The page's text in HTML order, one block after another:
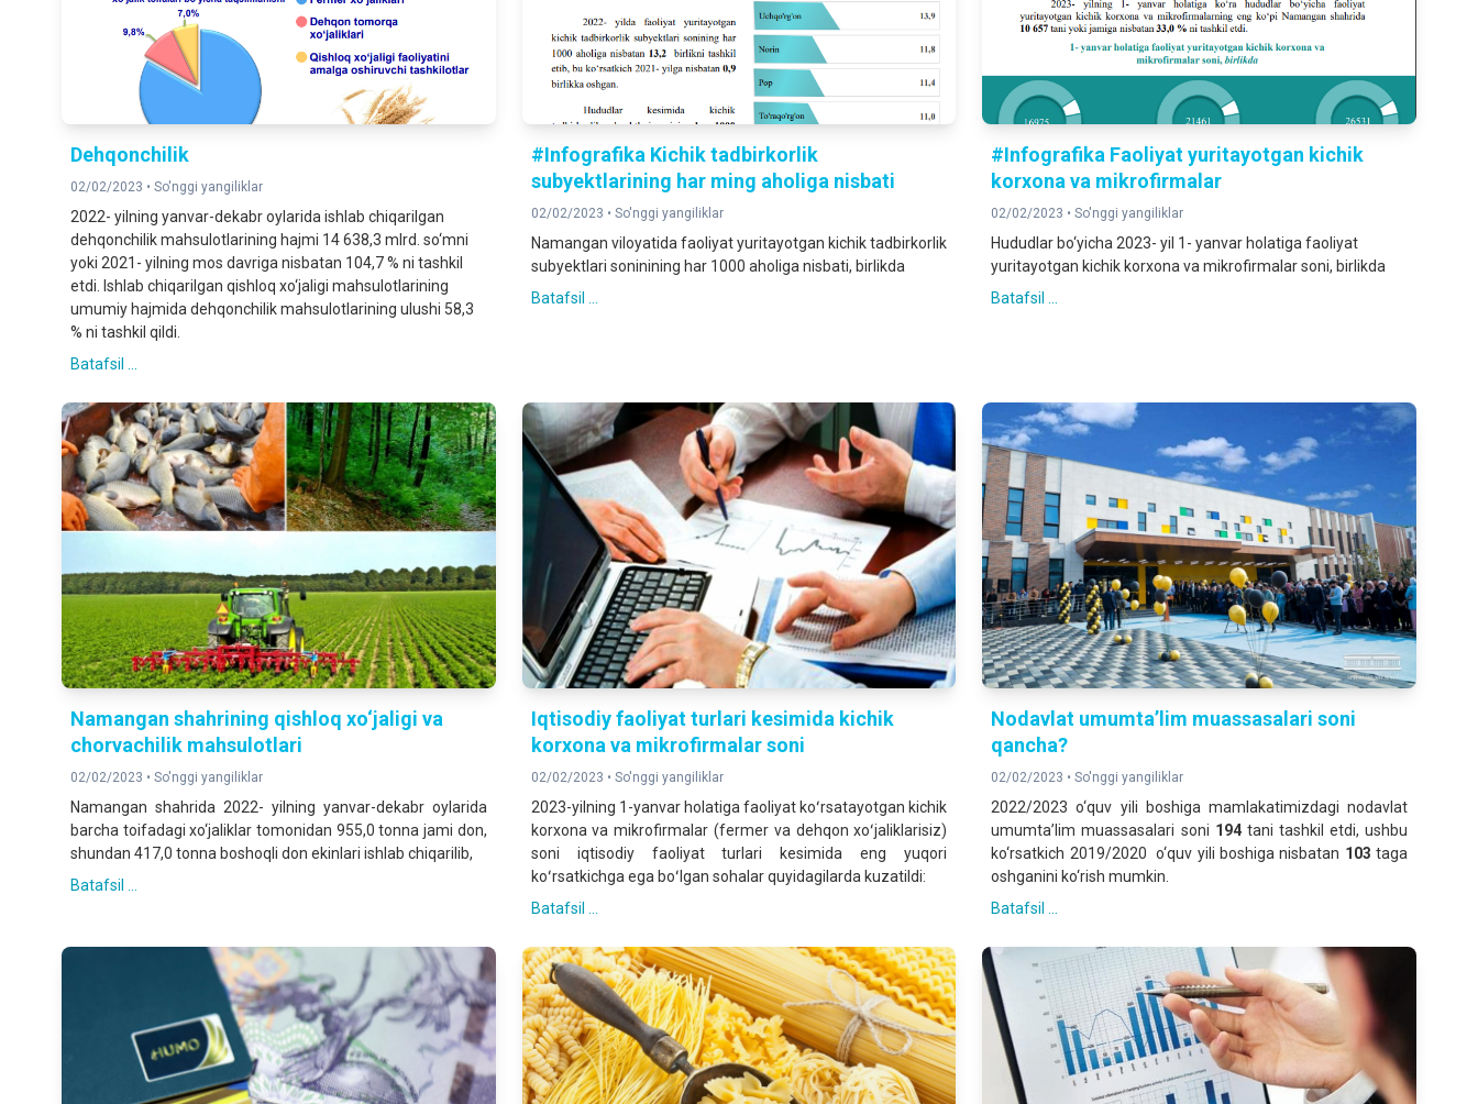
Dehqonchilik
02/02/2023 • So'nggi yangiliklar
2022- yilning yanvar-dekabr oylarida ishlab chiqarilgan
dehqonchilik mahsulotlarining hajmi 14 638,3 mlrd. so‘mni
yoki 2021- yilning mos davriga nisbatan 104,7 % ni tashkil
etdi. Ishlab chiqarilgan qishloq xo‘jaligi mahsulotlarining
umumiy hajmida dehqonchilik mahsulotlarining ulushi 58,3
% ni tashkil qildi.
Batafsil ...
#Infografika Kichik tadbirkorlik
subyektlarining har ming aholiga nisbati
02/02/2023 • So'nggi yangiliklar
Namangan viloyatida faoliyat yuritayotgan kichik tadbirkorlik
subyektlari soninining har 1000 aholiga nisbati, birlikda
Batafsil ...
#Infografika Faoliyat yuritayotgan kichik
korxona va mikrofirmalar
02/02/2023 •So'nggi yangiliklar
Hududlar bo‘yicha 2023- yil 1- yanvar holatiga faoliyat
yuritayotgan kichik korxona va mikrofirmalar soni, birlikda
Batafsil ...
Namangan shahrining qishloq xo‘jaligi va
chorvachilik mahsulotlari
02/02/2023 • So'nggi yangiliklar
Namangan shahrida 2022- yilning yanvar-dekabr oylarida
barcha toifadagi xo‘jaliklar tomonidan 955,0 tonna jami don,
shundan 417,0 tonna boshoqli don ekinlari ishlab chiqarilib,
Batafsil ...
Iqtisodiy faoliyat turlari kesimida kichik
korxona va mikrofirmalar soni
02/02/2023 • So'nggi yangiliklar
2023-yilning 1-yanvar holatiga faoliyat koʻrsatayotgan kichik
korxona va mikrofirmalar (fermer va dehqon xoʻjaliklarisiz)
soni iqtisodiy faoliyat turlari kesimida eng yuqori
koʻrsatkichga ega boʻlgan sohalar quyidagilarda kuzatildi:
Batafsil ...
Nodavlat umumta’lim muassasalari soni
qancha?
02/02/2023 •So'nggi yangiliklar
2022/2023 o‘quv yili boshiga mamlakatimizdagi nodavlat
umumta’lim muassasalari soni 194tani tashkil etdi, ushbu
ko‘rsatkich 2019/2020 o‘quv yili boshiga nisbatan 103 taga
oshganini ko‘rish mumkin.
Batafsil ...